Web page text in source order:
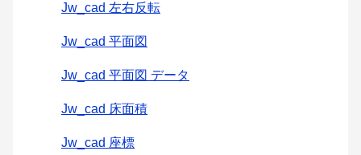
Jw_cad 左右反転
Jw_cad 平面図
Jw_cad 平面図 データ
Jw_cad 床面積
Jw_cad 座標